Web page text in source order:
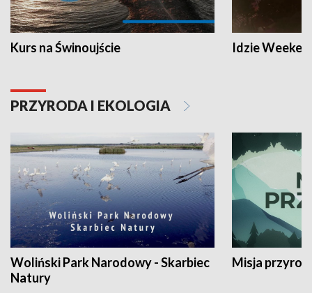
Kurs na Świnoujście Idzie
PRZYRODA I EKOLOGIA
Woliński Park Narodowy - Skarbiec
Natury
Misja